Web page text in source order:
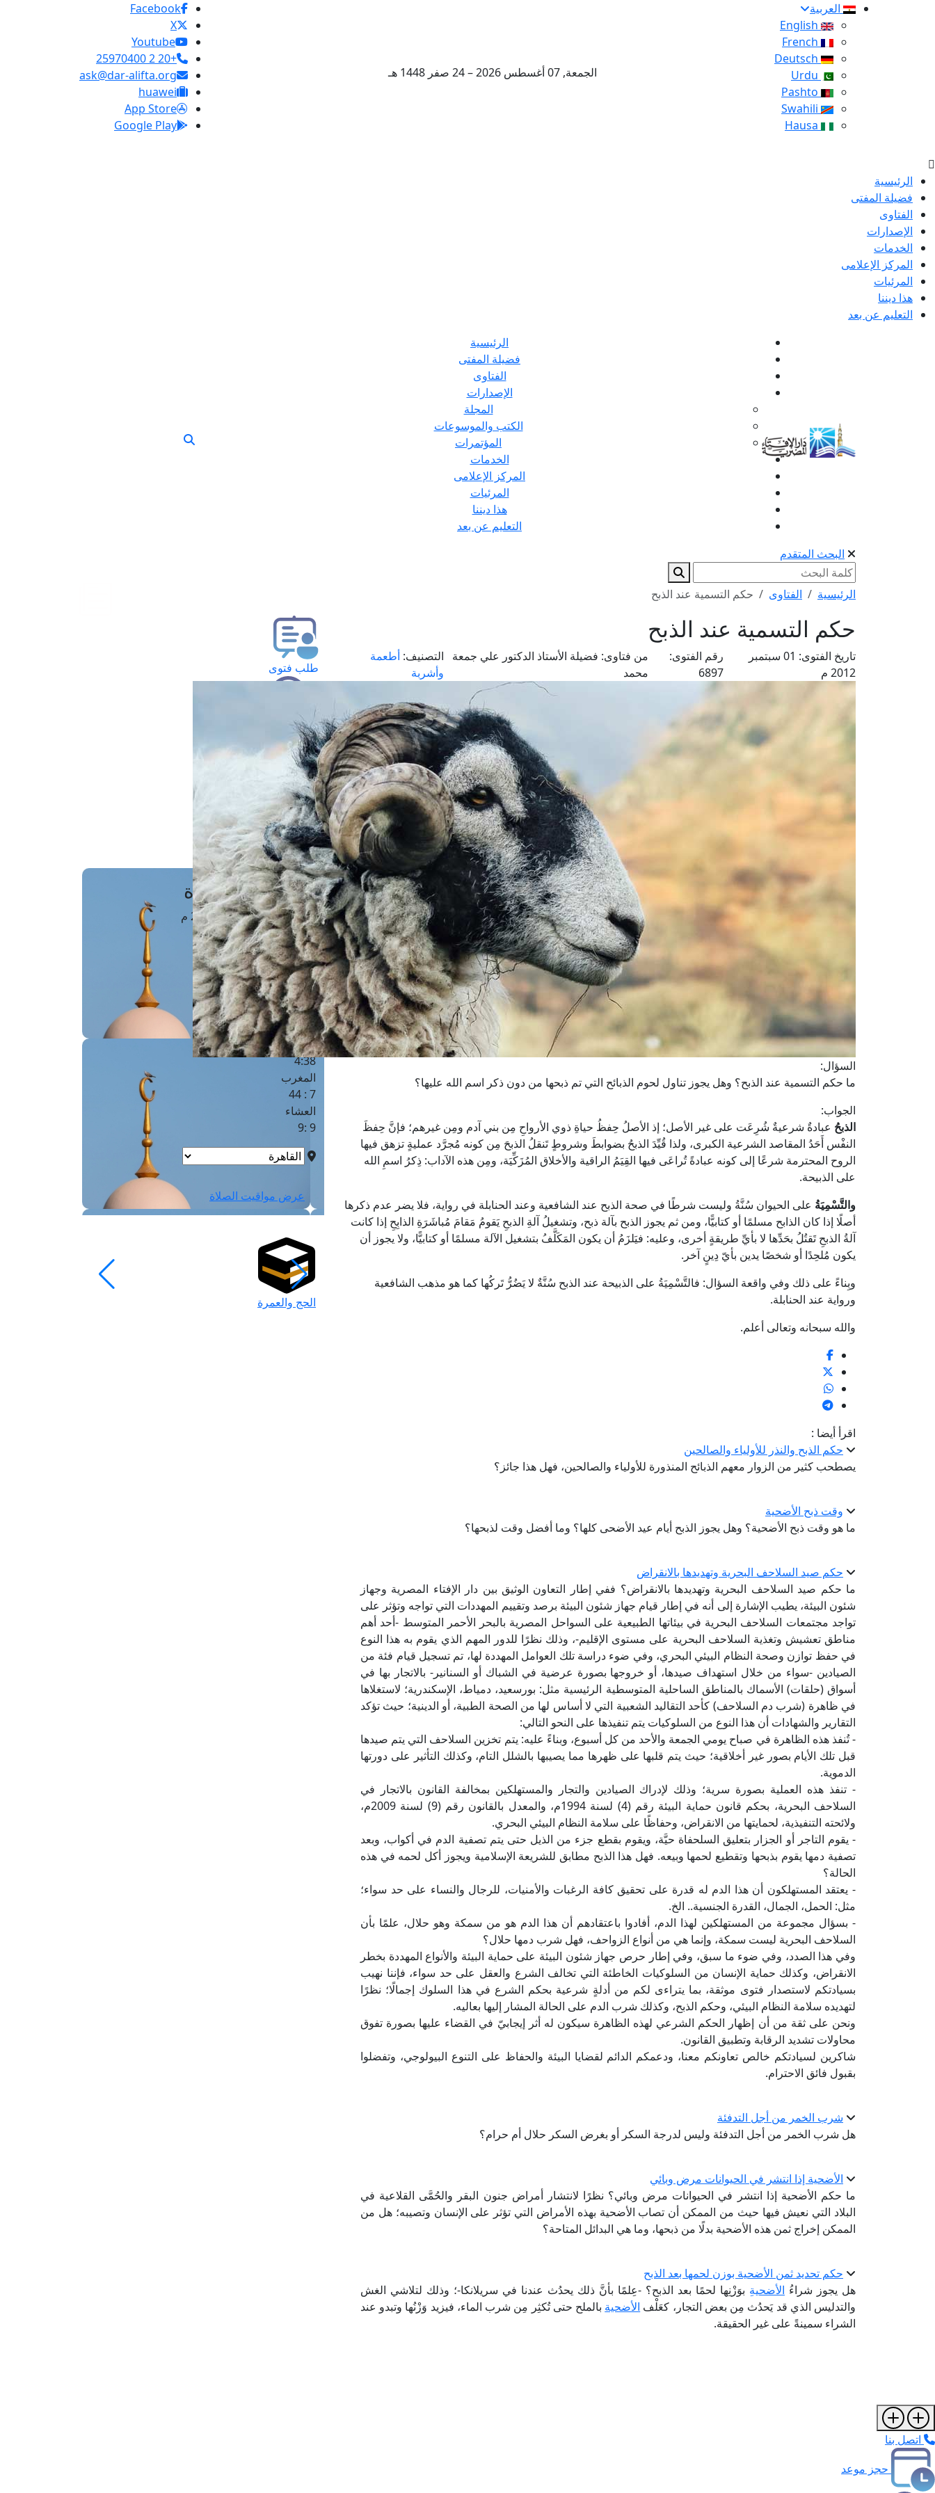
العربية
الجمعة, 07 أغسطس 2026 – 24 صفر 1448 هـ
Facebook
X
Youtube
+20 2 25970400
ask@dar-alifta.org
huawei
App Store
Google Play
الرئيسية
فضيلة المفتى
الفتاوى
الإصدارات
الخدمات
المركز الإعلامى
المرئيات
هذا ديننا
التعليم عن بعد
الرئيسية
فضيلة المفتى
الفتاوى
الإصدارات
المجلة
الكتب والموسوعات
المؤتمرات
الخدمات
المركز الإعلامى
المرئيات
هذا ديننا
التعليم عن بعد
البحث المتقدم
الرئيسية الفتاوى حكم التسمية عند الذبح
حكم التسمية عند الذبح
تاريخ الفتوى:
01 سبتمبر
2012 م
رقم الفتوى:
6897
من فتاوى: فضيلة الأستاذ الدكتور علي جمعة
محمد
التصنيف: أطعمة
وأشربة
السؤال:
ما حكم التسمية عند الذبح؟ وهل يجوز تناول لحوم الذبائح التي تم ذبحها من دون ذكر اسم الله عليها؟
الجواب:
الذبحُ عبادةٌ شرعيةٌ شُرِعَت على غير الأصل؛ إذ الأصلُ حِفظُ حياةِ ذوي الأرواحِ مِن بني آدم ومِن غيرهم؛ فإنَّ حِفظَ
النفْس أَحَدُ المقاصد الشرعية الكبرى، ولذا قُيِّدَ الذبحُ بضوابطَ وشروطٍ تَنقلُ الذبحَ مِن كونه مُجرَّد عمليةٍ تزهق فيها
الروح المحترمة شرعًا إلى كونه عبادةً تُراعَى فيها القِيَمُ الراقية والأخلاق المُزَكِّيَة، ومِن هذه الآداب: ذِكرُ اسمِ الله
على الذبيحة.
والتَّسْمِيَةُ على الحيوان سُنَّةُ وليست شرطًا في صحة الذبح عند الشافعية وعند الحنابلة في رواية، فلا يضر عدم ذكرها
أصلًا إذا كان الذابح مسلمًا أو كتابيًّا، ومن ثم يجوز الذبح بآلة ذبح، وتشغيلُ آلةِ الذبحِ يَقومُ مَقامَ مُباشَرَةِ الذابِحِ إذا كانت
آلةُ الذبحِ تَقتُلُ بحَدِّها لا بأيِّ طريقةٍ أخرى، وعليه: فيَلزَمُ أن يكون المَكَلَّفُ بتشغيل الآلة مسلمًا أو كتابيًّا، ولا يجوز أن
يكون مُلحِدًا أو شخصًا يدين بأيّ دِينٍ آخر.
وبِناءً على ذلك وفي واقعة السؤال: فالتَّسْمِيَةُ على الذبيحة عند الذبح سُنَّةٌ لا يَضُرُّ تَركُها كما هو مذهب الشافعية
ورواية عند الحنابلة.
والله سبحانه وتعالى أعلم.
اقرأ أيضا :
حكم الذبح والنذر للأولياء والصالحين
يصطحب كثير من الزوار معهم الذبائح المنذورة للأولياء والصالحين، فهل هذا جائز؟
وقت ذبح الأضحية
ما هو وقت ذبح الأضحية؟ وهل يجوز الذبح أيام عيد الأضحى كلها؟ وما أفضل وقت لذبحها؟
حكم صيد السلاحف البحرية وتهديدها بالانقراض
ما حكم صيد السلاحف البحرية وتهديدها بالانقراض؟ ففي إطار التعاون الوثيق بين دار الإفتاء المصرية وجهاز
شئون البيئة، يطيب الإشارة إلى أنه في إطار قيام جهاز شئون البيئة برصد وتقييم المهددات التي تواجه وتؤثر على
تواجد مجتمعات السلاحف البحرية في بيئاتها الطبيعية على السواحل المصرية بالبحر الأحمر المتوسط -أحد أهم
مناطق تعشيش وتغذية السلاحف البحرية على مستوى الإقليم-، وذلك نظرًا للدور المهم الذي يقوم به هذا النوع
في حفظ توازن وصحة النظام البيئي البحري، وفي ضوء دراسة تلك العوامل المهددة لها، تم تسجيل قيام فئة من
الصيادين -سواء من خلال استهداف صيدها، أو خروجها بصورة عرضية في الشباك أو السنانير- بالاتجار بها في
أسواق (حلقات) الأسماك بالمناطق الساحلية المتوسطية الرئيسية مثل: بورسعيد، دمياط، الإسكندرية؛ لاستغلاها
في ظاهرة (شرب دم السلاحف) كأحد التقاليد الشعبية التي لا أساس لها من الصحة الطبية، أو الدينية؛ حيث تؤكد
التقارير والشهادات أن هذا النوع من السلوكيات يتم تنفيذها على النحو التالي:
- تُنفذ هذه الظاهرة في صباح يومي الجمعة والأحد من كل أسبوع، وبناءً عليه: يتم تخزين السلاحف التي يتم صيدها
قبل تلك الأيام بصور غير أخلاقية؛ حيث يتم قلبها على ظهرها مما يصيبها بالشلل التام، وكذلك التأثير على دورتها
الدموية.
- تنفذ هذه العملية بصورة سرية؛ وذلك لإدراك الصيادين والتجار والمستهلكين بمخالفة القانون بالاتجار في
السلاحف البحرية، بحكم قانون حماية البيئة رقم (4) لسنة 1994م، والمعدل بالقانون رقم (9) لسنة 2009م،
ولائحته التنفيذية، لحمايتها من الانقراض، وحفاظًا على سلامة النظام البيئي البحري.
- يقوم التاجر أو الجزار بتعليق السلحفاة حيَّة، ويقوم بقطع جزء من الذيل حتى يتم تصفية الدم في أكواب، وبعد
تصفية دمها يقوم بذبحها وتقطيع لحمها وبيعه. فهل هذا الذبح مطابق للشريعة الإسلامية ويجوز أكل لحمه في هذه
الحالة؟
- يعتقد المستهلكون أن هذا الدم له قدرة على تحقيق كافة الرغبات والأمنيات، للرجال والنساء على حد سواء؛
مثل: الحمل، الجمال، القدرة الجنسية.. الخ.
- بسؤال مجموعة من المستهلكين لهذا الدم، أفادوا باعتقادهم أن هذا الدم هو من سمكة وهو حلال، علمًا بأن
السلاحف البحرية ليست سمكة، وإنما هي من أنواع الزواحف، فهل شرب دمها حلال؟
وفي هذا الصدد، وفي ضوء ما سبق، وفي إطار حرص جهاز شئون البيئة على حماية البيئة والأنواع المهددة بخطر
الانقراض، وكذلك حماية الإنسان من السلوكيات الخاطئة التي تخالف الشرع والعقل على حد سواء، فإننا نهيب
بسيادتكم لاستصدار فتوى موثقة، بما يتراءى لكم من أدلةٍ شرعية بحكم الشرع في هذا السلوك إجمالًا؛ نظرًا
لتهديده سلامة النظام البيئي، وحكم الذبح، وكذلك شرب الدم على الحالة المشار إليها بعاليه.
ونحن على ثقة من أن إظهار الحكم الشرعي لهذه الظاهرة سيكون له أثر إيجابيّ في القضاء عليها بصورة تفوق
محاولات تشديد الرقابة وتطبيق القانون.
شاكرين لسيادتكم خالص تعاونكم معنا، ودعمكم الدائم لقضايا البيئة والحفاظ على التنوع البيولوجي، وتفضلوا
بقبول فائق الاحترام.
شرب الخمر من أجل التدفئة
هل شرب الخمر من أجل التدفئة وليس لدرجة السكر أو بغرض السكر حلال أم حرام؟
الأضحية إذا انتشر في الحيوانات مرض وبائي
ما حكم الأضحية إذا انتشر في الحيوانات مرض وبائي؟ نظرًا لانتشار أمراض جنون البقر والحُمَّى القلاعية في
البلاد التي نعيش فيها حيث من الممكن أن تصاب الأضحية بهذه الأمراض التي تؤثر على الإنسان وتصيبه؛ هل من
الممكن إخراج ثمن هذه الأضحية بدلًا من ذبحها، وما هي البدائل المتاحة؟
حكم تحديد ثمن الأضحية بوزن لحمها بعد الذبح
هل يجوز شراءُ الأضحية ِ بوَزْنِها لحمًا بعد الذبح؟ -عِلمًا بأنَّ ذلك يحدُث عندنا في سريلانكا-؛ وذلك لتلاشي الغش
والتدليس الذي قد يَحدُث مِن بعض التجار، كعَلْف الأضحية بالملح حتى تُكثِر مِن شرب الماء، فيزيد وَزْنُها وتبدو عند
الشراء سمينةً على غير الحقيقة.
طلب فتوى
استعلام عن فتوى
حجز موعد
الفتوى الهاتفية
مَواقِيتُ الصَّـــلاة
القاهرة · 07 أغسطس 2026 م
الفجر
4 :41
الشروق
6 :17
الظهر
1 : 1
العصر
4:38
المغرب
7 : 44
العشاء
9 :9
عرض مواقيت الصلاة
الحج والعمرة
اتصل بنا
حجز موعد